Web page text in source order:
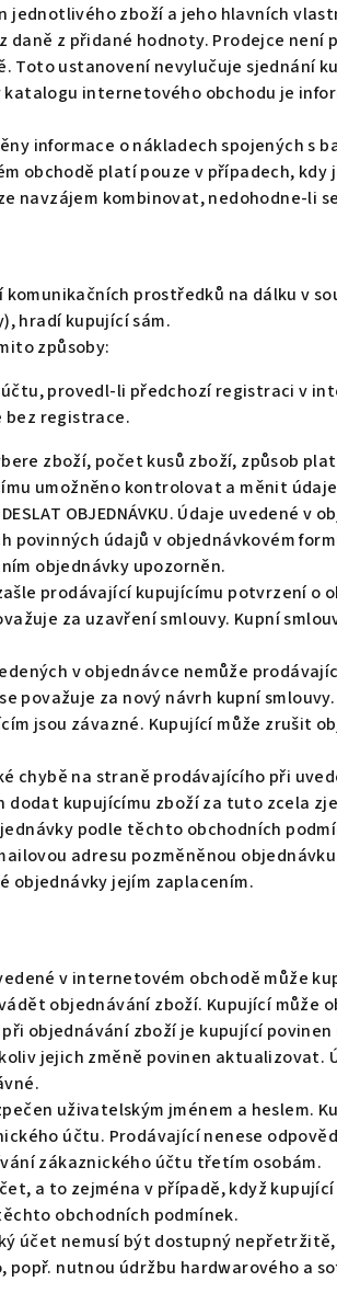
jednotlivého zboží a jeho hlavních
daně z přidané hodnoty. Prodejce
Toto ustanovení nevylučuje sjednání
katalogu internetového obchodu je
informace o nákladech spojených s
obchodě platí pouze v případech, kdy
navzájem kombinovat, nedohodne-li
prostředků na dálku v
hradí kupující sám.
způsoby:
provedl-li předchozí registraci v
bez registrace.
zboží, počet kusů zboží, způsob
umožněno kontrolovat a měnit
OBJEDNÁVKU. Údaje uvedené
povinných údajů v objednávkovém
objednávky upozorněn.
prodávající kupujícímu potvrzení
za uzavření smlouvy. Kupní
v objednávce nemůže
považuje za nový návrh kupní
jsou závazné. Kupující může zrušit
chybě na straně prodávajícího při
kupujícímu zboží za tuto zcela
podle těchto obchodních
adresu pozměněnou
objednávky jejím zaplacením.
v internetovém obchodě může
objednávání zboží. Kupující může
objednávání zboží je kupující
jejich změně povinen aktualizovat.
uživatelským jménem a heslem.
účtu. Prodávající nenese
zákaznického účtu třetím osobám.
a to zejména v případě, když
obchodních podmínek.
účet nemusí být dostupný
nutnou údržbu hardwarového a